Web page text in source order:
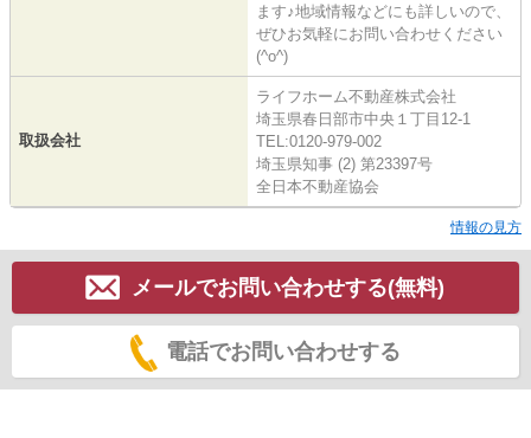
ます♪地域情報などにも詳しいので、
ぜひお気軽にお問い合わせください
(^o^)
取扱会社
ライフホーム不動産株式会社
埼玉県春日部市中央１丁目12-1
TEL:0120-979-002
埼玉県知事 (2) 第23397号
全日本不動産協会
情報の見方
メールでお問い合わせする(無料)
電話でお問い合わせする